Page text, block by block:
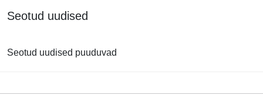
Seotud uudised
Seotud uudised puuduvad